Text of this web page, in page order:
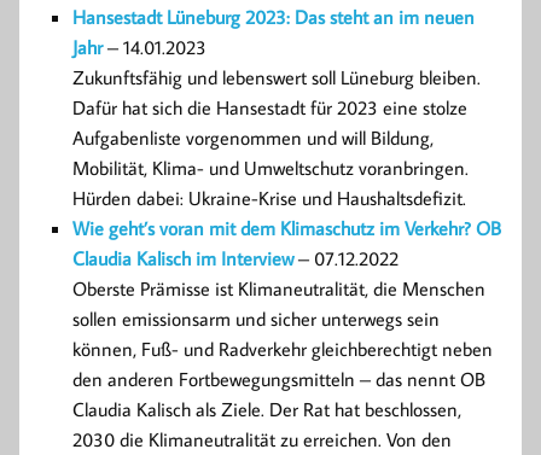
Hansestadt Lüneburg 2023: Das steht an im neuen
Jahr – 14.01.2023
Zukunftsfähig und lebenswert soll Lüneburg bleiben.
Dafür hat sich die Hansestadt für 2023 eine stolze
Aufgabenliste vorgenommen und will Bildung,
Mobilität, Klima- und Umweltschutz voranbringen.
Hürden dabei: Ukraine-Krise und Haushaltsdefizit.
Wie geht’s voran mit dem Klimaschutz im Verkehr? OB
Claudia Kalisch im Interview – 07.12.2022
Oberste Prämisse ist Klimaneutralität, die Menschen
sollen emissionsarm und sicher unterwegs sein
können, Fuß- und Radverkehr gleichberechtigt neben
den anderen Fortbewegungsmitteln – das nennt OB
Claudia Kalisch als Ziele. Der Rat hat beschlossen,
2030 die Klimaneutralität zu erreichen. Von den